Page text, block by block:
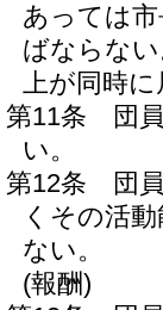
あっては
ばならな
上が同時
第11条
団
い。
第12条
団
くその活
ない。
(報酬)